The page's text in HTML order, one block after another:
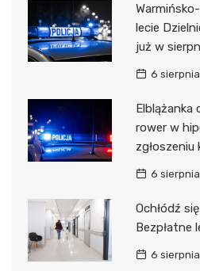
lecie
już w
6
Elblążanka
rower w
zgłoszeniu
6
Ochłódź
Bezpłatne
6